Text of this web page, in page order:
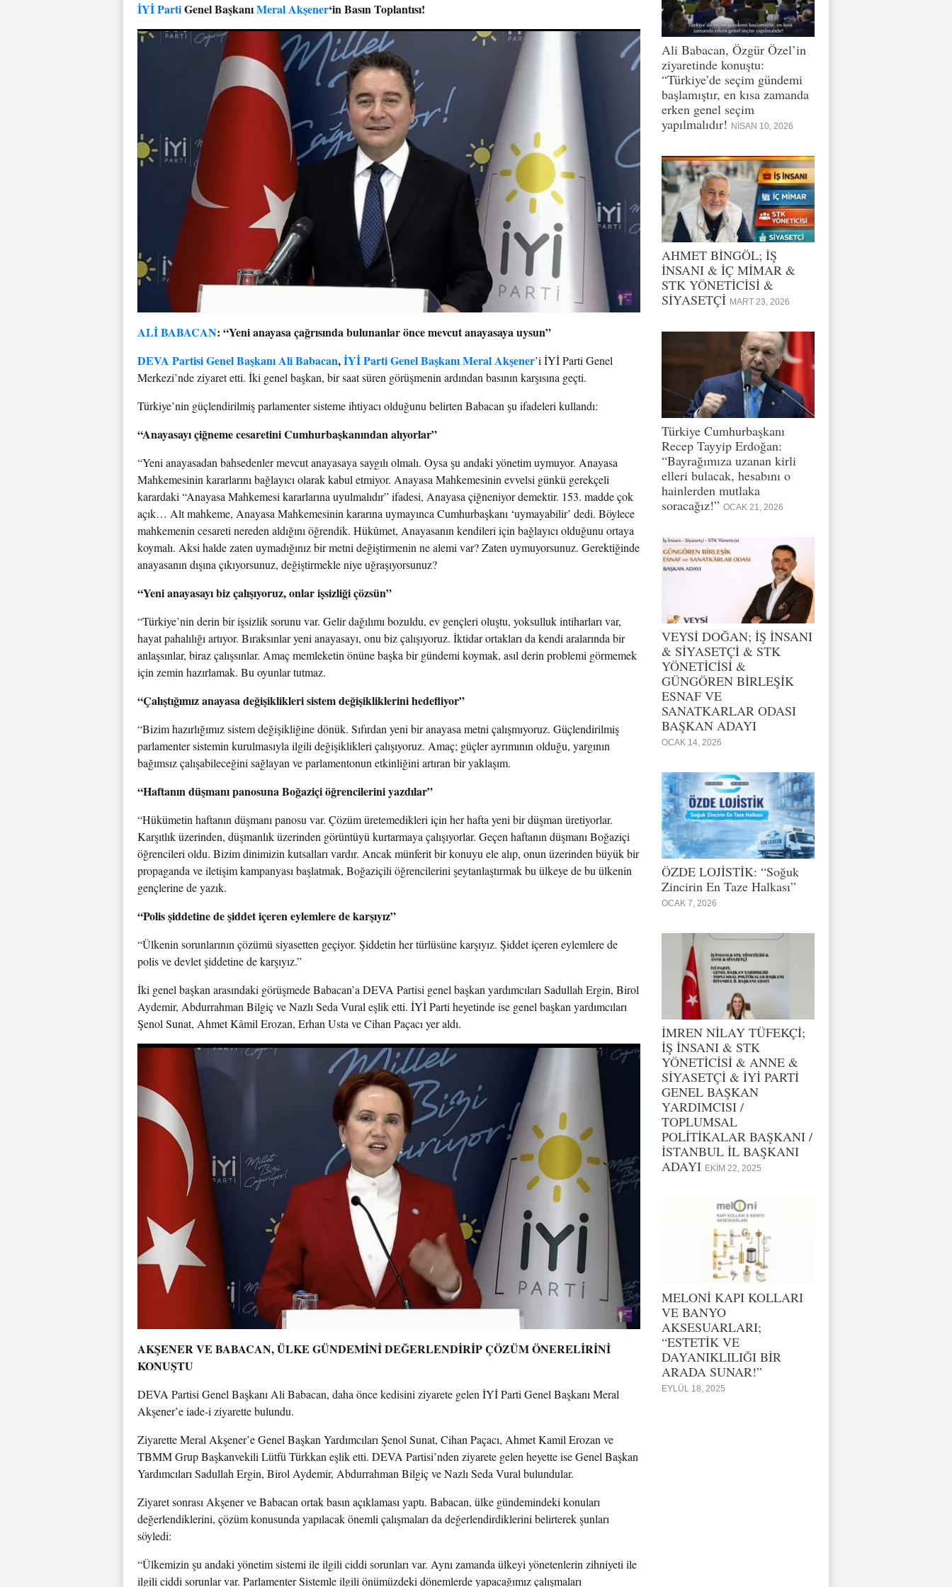
İYİ PartiGenel BaşkanıMeral Akşener‘in Basın Toplantısı!
ALİ BABACAN: “Yeni anayasa çağrısında bulunanlarönce mevcut anayasaya uysun”
DEVA Partisi Genel Başkanı Ali Babacan,İYİ Parti Genel Başkanı Meral Akşener’i İYİ Parti Genel
Merkezi’nde ziyaret etti. İki genel başkan, bir saat süren görüşmenin ardından basının karşısına geçti.
Türkiye’nin güçlendirilmiş parlamenter sisteme ihtiyacı olduğunu belirten Babacan şu ifadeleri kullandı:
“Anayasayı çiğneme cesaretini Cumhurbaşkanından alıyorlar”
“Yeni anayasadan bahsedenler mevcut anayasaya saygılı olmalı. Oysa şu andaki yönetim uymuyor. Anayasa
Mahkemesinin kararlarını bağlayıcı olarak kabul etmiyor. Anayasa Mahkemesinin evvelsi günkü gerekçeli
karardaki “Anayasa Mahkemesi kararlarına uyulmalıdır” ifadesi, Anayasa çiğneniyor demektir. 153. madde çok
açık… Alt mahkeme, Anayasa Mahkemesinin kararına uymayınca Cumhurbaşkanı ‘uymayabilir’ dedi. Böylece
mahkemenin cesareti nereden aldığını öğrendik. Hükûmet, Anayasanın kendileri için bağlayıcı olduğunu ortaya
koymalı. Aksi halde zaten uymadığınız bir metni değiştirmenin ne alemi var? Zaten uymuyorsunuz. Gerektiğinde
anayasanın dışına çıkıyorsunuz, değiştirmekle niye uğraşıyorsunuz?
“Yeni anayasayı biz çalışıyoruz, onlar işsizliği çözsün”
“Türkiye’nin derin bir işsizlik sorunu var. Gelir dağılımı bozuldu, ev gençleri oluştu, yoksulluk intiharları var,
hayat pahalılığı artıyor. Bıraksınlar yeni anayasayı, onu biz çalışıyoruz. İktidar ortakları da kendi aralarında bir
anlaşsınlar, biraz çalışsınlar. Amaç memleketin önüne başka bir gündemi koymak, asıl derin problemi görmemek
için zemin hazırlamak. Bu oyunlar tutmaz.
“Çalıştığımız anayasa değişiklikleri sistem değişikliklerini hedefliyor”
“Bizim hazırlığımız sistem değişikliğine dönük. Sıfırdan yeni bir anayasa metni çalışmıyoruz. Güçlendirilmiş
parlamenter sistemin kurulmasıyla ilgili değişiklikleri çalışıyoruz. Amaç; güçler ayrımının olduğu, yargının
bağımsız çalışabileceğini sağlayan ve parlamentonun etkinliğini artıran bir yaklaşım.
“Haftanın düşmanı panosuna Boğaziçi öğrencilerini yazdılar”
“Hükümetin haftanın düşmanı panosu var. Çözüm üretemedikleri için her hafta yeni bir düşman üretiyorlar.
Karşıtlık üzerinden, düşmanlık üzerinden görüntüyü kurtarmaya çalışıyorlar. Geçen haftanın düşmanı Boğaziçi
öğrencileri oldu. Bizim dinimizin kutsalları vardır. Ancak münferit bir konuyu ele alıp, onun üzerinden büyük bir
propaganda ve iletişim kampanyası başlatmak, Boğaziçili öğrencilerini şeytanlaştırmak bu ülkeye de bu ülkenin
gençlerine de yazık.
“Polis şiddetine de şiddet içeren eylemlere de karşıyız”
“Ülkenin sorunlarının çözümü siyasetten geçiyor. Şiddetin her türlüsüne karşıyız. Şiddet içeren eylemlere de
polis ve devlet şiddetine de karşıyız.”
İki genel başkan arasındaki görüşmede Babacan’a DEVA Partisi genel başkan yardımcıları Sadullah Ergin, Birol
Aydemir, Abdurrahman Bilgiç ve Nazlı Seda Vural eşlik etti. İYİ Parti heyetinde ise genel başkan yardımcıları
Şenol Sunat, Ahmet Kâmil Erozan, Erhan Usta ve Cihan Paçacı yer aldı.
AKŞENER VE BABACAN, ÜLKE GÜNDEMİNİ DEĞERLENDİRİP ÇÖZÜM ÖNERELİRİNİ
KONUŞTU
DEVA Partisi Genel Başkanı Ali Babacan, daha önce kedisini ziyarete gelen İYİ Parti Genel Başkanı Meral
Akşener’e iade-i ziyarette bulundu.
Ziyarette Meral Akşener’e Genel Başkan Yardımcıları Şenol Sunat, Cihan Paçacı, Ahmet Kamil Erozan ve
TBMM Grup Başkanvekili Lütfü Türkkan eşlik etti. DEVA Partisi’nden ziyarete gelen heyette ise Genel Başkan
Yardımcıları Sadullah Ergin, Birol Aydemir, Abdurrahman Bilgiç ve Nazlı Seda Vural bulundular.
Ziyaret sonrası Akşener ve Babacan ortak basın açıklaması yaptı. Babacan, ülke gündemindeki konuları
değerlendiklerini, çözüm konusunda yapılacak önemli çalışmaları da değerlendirdiklerini belirterek şunları
söyledi:
“Ülkemizin şu andaki yönetim sistemi ile ilgili ciddi sorunları var. Aynı zamanda ülkeyi yönetenlerin zihniyeti ile
ilgili ciddi sorunlar var. Parlamenter Sistemle ilgili önümüzdeki dönemlerde yapacağımız çalışmaları
Ali Babacan, Özgür Özel’in
ziyaretinde konuştu:
“Türkiye’de seçim gündemi
başlamıştır, en kısa zamanda
erken genel seçim
yapılmalıdır! NISAN 10, 2026
AHMET BİNGÖL; İŞ
İNSANI & İÇ MİMAR &
STK YÖNETİCİSİ &
SİYASETÇİ MART 23, 2026
Türkiye Cumhurbaşkanı
Recep Tayyip Erdoğan:
“Bayrağımıza uzanan kirli
elleri bulacak, hesabını o
hainlerden mutlaka
soracağız!” OCAK 21, 2026
VEYSİ DOĞAN; İŞ İNSANI
& SİYASETÇİ & STK
YÖNETİCİSİ &
GÜNGÖREN BİRLEŞİK
ESNAF VE
SANATKARLAR ODASI
BAŞKAN ADAYI
OCAK 14, 2026
ÖZDE LOJİSTİK: “Soğuk
Zincirin En Taze Halkası”
OCAK 7, 2026
İMREN NİLAY TÜFEKÇİ;
İŞ İNSANI & STK
YÖNETİCİSİ & ANNE &
SİYASETÇİ & İYİ PARTİ
GENEL BAŞKAN
YARDIMCISI /
TOPLUMSAL
POLİTİKALAR BAŞKANI /
İSTANBUL İL BAŞKANI
ADAYI EKIM 22, 2025
MELONİ KAPI KOLLARI
VE BANYO
AKSESUARLARI;
“ESTETİK VE
DAYANIKLILIĞI BİR
ARADA SUNAR!”
EYLÜL 18, 2025